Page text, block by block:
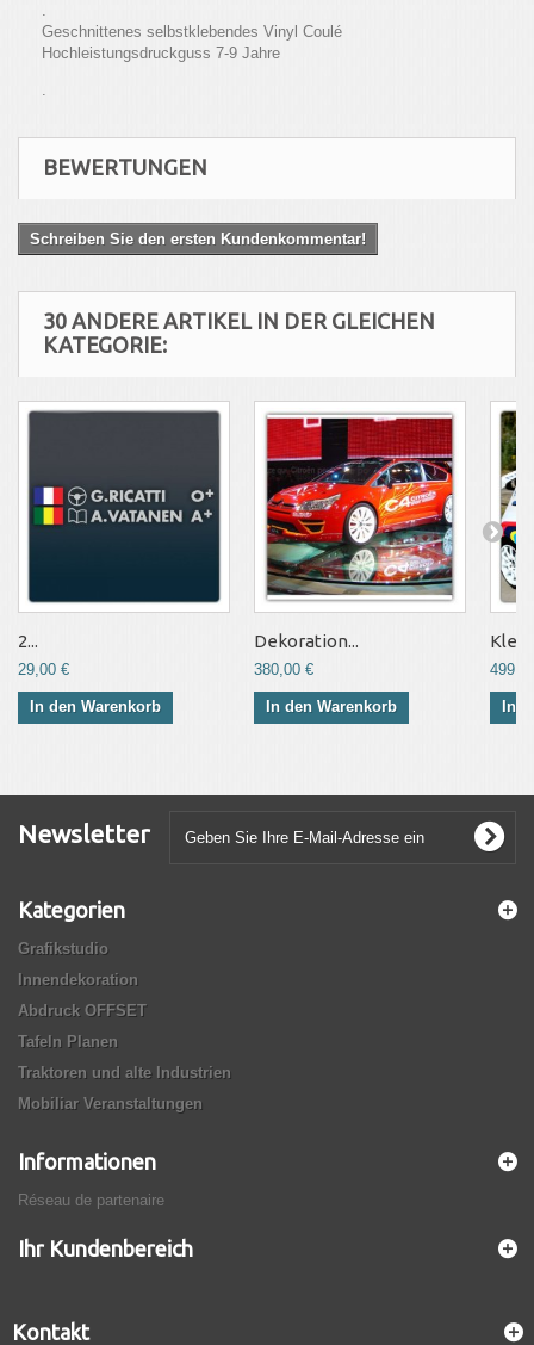
.
Geschnittenes selbstklebendes Vinyl Coulé
Hochleistungsdruckguss 7-9 Jahre
.
BEWERTUNGEN
Schreiben Sie den ersten Kundenkommentar!
30 ANDERE ARTIKEL IN DER GLEICHEN
KATEGORIE:
2...
29,00 €
In den Warenkorb
Dekoration...
380,00 €
In den Warenkorb In
Newsletter
Kategorien
Grafikstudio
Innendekoration
Abdruck OFFSET
Tafeln Planen
Traktoren und alte Industrien
Mobiliar Veranstaltungen
Informationen
Réseau de partenaire
Ihr Kundenbereich
Kontakt